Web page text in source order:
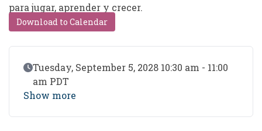
para jugar, aprender y crecer.
Download to Calendar
Event Date
Tuesday, September 5, 2028 10:30 am - 11:00
am PDT
Show more